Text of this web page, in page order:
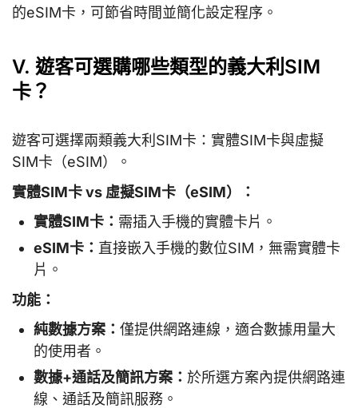
的eSIM卡，可節省時間並簡化設定程序。
V. 遊客可選購哪些類型的義大利SIM
卡？
遊客可選擇兩類義大利SIM卡：實體SIM卡與虛擬
SIM卡（eSIM）。
實體SIM卡 vs 虛擬SIM卡（eSIM）：
實體SIM卡： 需插入手機的實體卡片。
eSIM卡： 直接嵌入手機的數位SIM，無需實體卡
片。
功能：
純數據方案： 僅提供網路連線，適合數據用量大
的使用者。
數據+通話及簡訊方案： 於所選方案內提供網路連
線、通話及簡訊服務。